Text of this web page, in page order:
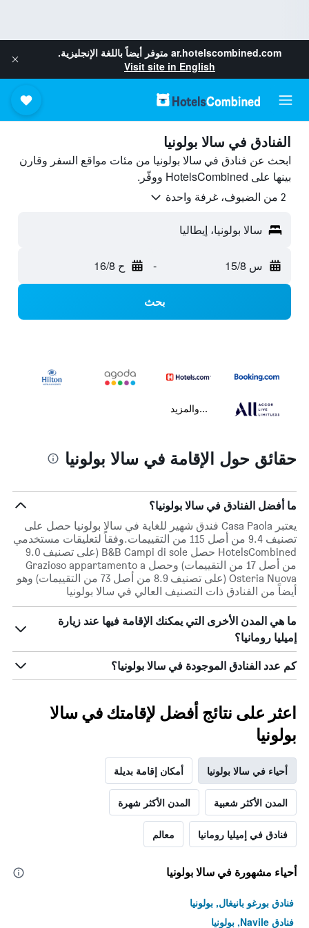
ar.hotelscombined.com متوفر أيضاً باللغة الإنجليزية.
Visit site in English
الفنادق في سالا بولونيا
ابحث عن فنادق في سالا بولونيا من مئات مواقع السفر وقارن
بينها على HotelsCombined ووفّر.
2 من الضيوف، غرفة واحدة
سالا بولونيا، إيطاليا
س 15/8 - ح 16/8
بحث
...والمزيد
حقائق حول الإقامة في سالا بولونيا
ما أفضل الفنادق في سالا بولونيا؟
يعتبر Casa Paola فندق شهير للغاية في سالا بولونيا حصل على
تصنيف 9.4 من أصل 115 من التقييمات.وفقاً لتعليقات مستخدمي
HotelsCombined حصل B&B Campi di sole (على تصنيف 9.0
من أصل 17 من التقييمات) وحصل Grazioso appartamento a
Osteria Nuova (على تصنيف 8.9 من أصل 73 من التقييمات) وهو
أيضاً من الفنادق ذات التصنيف العالي في سالا بولونيا
ما هي المدن الأخرى التي يمكنك الإقامة فيها عند زيارة
إميليا رومانيا؟
كم عدد الفنادق الموجودة في سالا بولونيا؟
اعثر على نتائج أفضل لإقامتك في سالا
بولونيا
أحياء في سالا بولونيا أمكان إقامة بديلة
المدن الأكثر شعبية المدن الأكثر شهرة
فنادق في إميليا رومانيا معالم
أحياء مشهورة في سالا بولونيا
فنادق بورغو بانيغال, بولونيا
فنادق Navile, بولونيا